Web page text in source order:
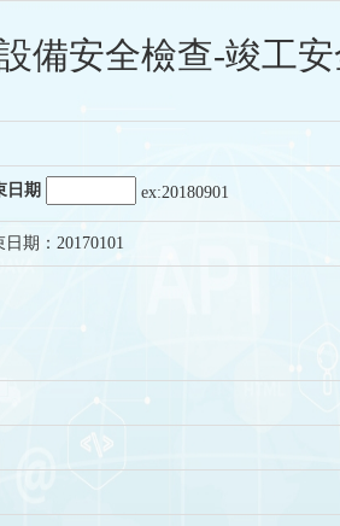
備安全檢查-竣工
日期 ex:20180901
期：20170101